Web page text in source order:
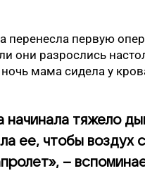
перенесла первую
они разрослись
мама сидела у
начинала тяжело
ее, чтобы воздух
–